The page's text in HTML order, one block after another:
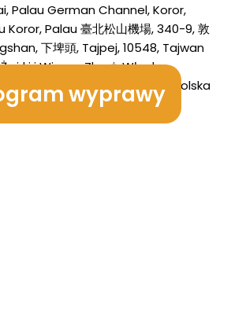
PalauGerman Channel, Koror,
Koror, Palau臺北松山機場, 340-9, 敦
下埤頭, Tajpej, 10548, Tajwan
i Wigury, Zbarż, Włochy,
mazowieckie, 00-001, Polska
wyprawy